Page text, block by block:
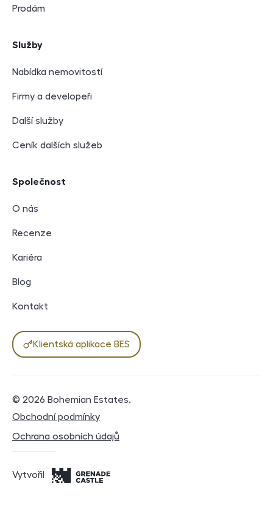
Prodám
Služby
Nabídka nemovitostí
Firmy a developeři
Další služby
Ceník dalších služeb
Společnost
O nás
Recenze
Kariéra
Blog
Kontakt
Klientská aplikace BES
© 2026 Bohemian Estates.
Právní dokumenty
Obchodní podmínky
Ochrana osobních údajů
Vytvořil